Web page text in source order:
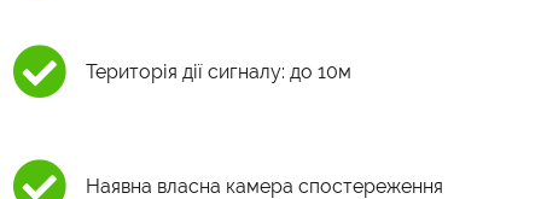
Територія дії сигналу: до 10м
Наявна власна камера спостереження